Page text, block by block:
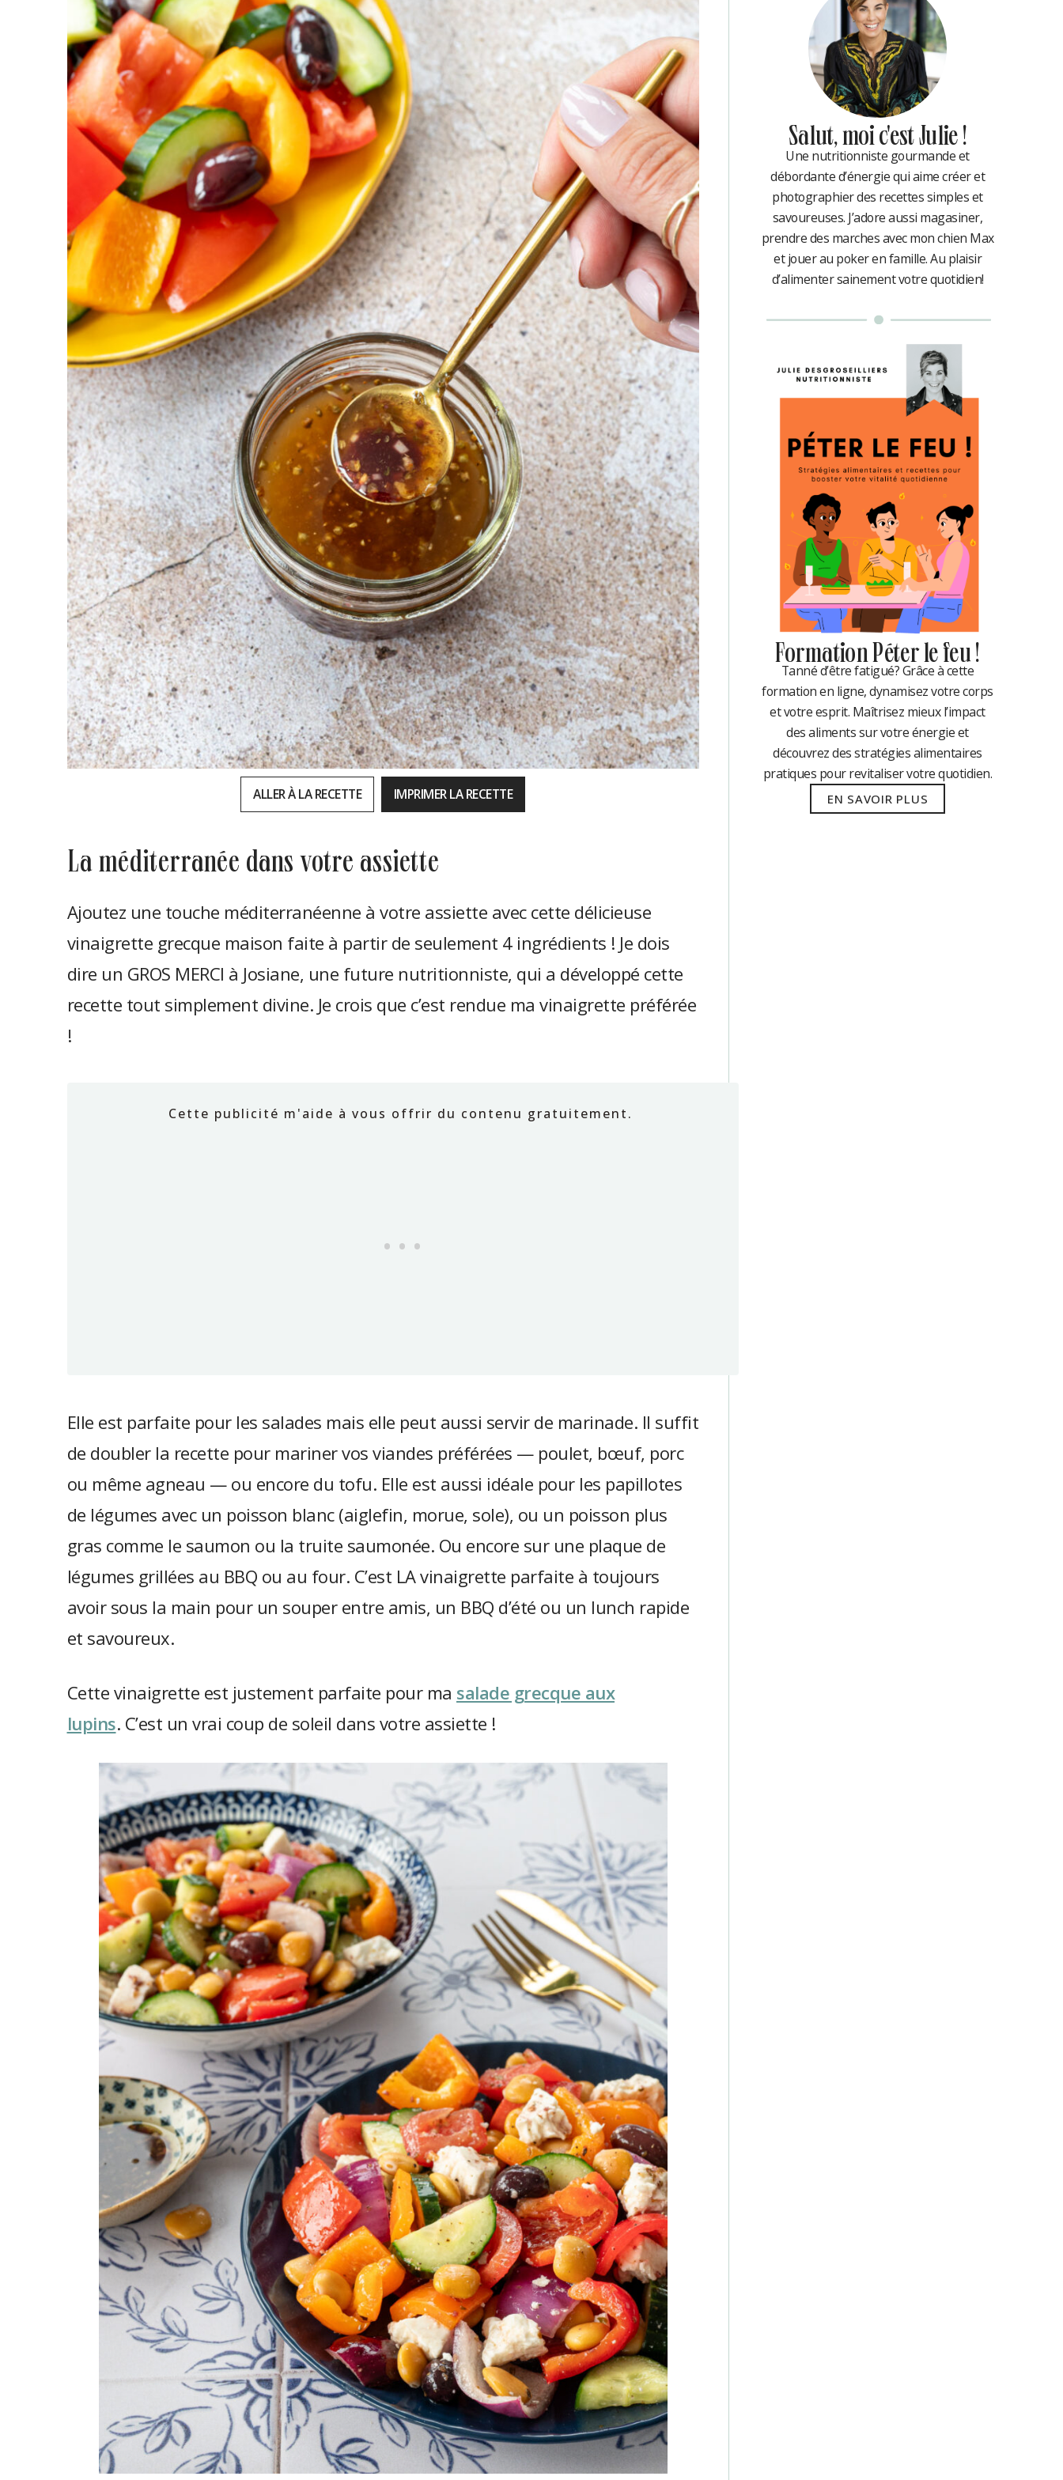
ALLER À LA RECETTE IMPRIMER LA RECETTE
la méditerranée dans votre assiette
Ajoutez une touche méditerranéenne à votre assiette avec cette délicieuse
vinaigrette grecque maison faite à partir de seulement 4 ingrédients ! Je dois
dire un GROS MERCI à Josiane, une future nutritionniste, qui a développé cette
recette tout simplement divine. Je crois que c’est rendue ma vinaigrette préférée
!
Elle est parfaite pour les salades mais elle peut aussi servir de marinade. Il suffit
de doubler la recette pour mariner vos viandes préférées — poulet, bœuf, porc
ou même agneau — ou encore du tofu. Elle est aussi idéale pour les papillotes
de légumes avec un poisson blanc (aiglefin, morue, sole), ou un poisson plus
gras comme le saumon ou la truite saumonée. Ou encore sur une plaque de
légumes grillées au BBQ ou au four. C’est LA vinaigrette parfaite à toujours
avoir sous la main pour un souper entre amis, un BBQ d’été ou un lunch rapide
et savoureux.
Cette vinaigrette est justement parfaite pour ma salade grecque aux
lupins. C’est un vrai coup de soleil dans votre assiette !
Salut, moi c'est Julie !
Une nutritionniste gourmande et
débordante d’énergie qui aime créer et
photographier des recettes simples et
savoureuses. J’adore aussi magasiner,
prendre des marches avec mon chien Max
et jouer au poker en famille. Au plaisir
d’alimenter sainement votre quotidien!
Formation Péter le feu !
Tanné d’être fatigué? Grâce à cette
formation en ligne, dynamisez votre corps
et votre esprit. Maîtrisez mieux l’impact
des aliments sur votre énergie et
découvrez des stratégies alimentaires
pratiques pour revitaliser votre quotidien.
EN SAVOIR PLUS